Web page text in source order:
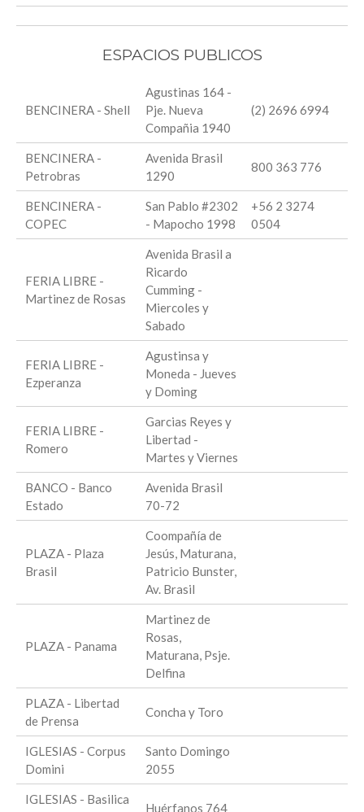
ESPACIOS PUBLICOS
BENCINERA - Shell
Agustinas 164 -
Pje. Nueva
Compañia 1940
(2) 2696 6994
BENCINERA -
Petrobras
Avenida Brasil
1290
800 363 776
BENCINERA -
COPEC
San Pablo #2302
- Mapocho 1998
+56 2 3274
0504
FERIA LIBRE -
Martinez de Rosas
Avenida Brasil a
Ricardo
Cumming -
Miercoles y
Sabado
FERIA LIBRE -
Ezperanza
Agustinsa y
Moneda - Jueves
y Doming
FERIA LIBRE -
Romero
Garcias Reyes y
Libertad -
Martes y Viernes
BANCO - Banco
Estado
Avenida Brasil
70-72
PLAZA - Plaza
Brasil
Coompañía de
Jesús, Maturana,
Patricio Bunster,
Av. Brasil
PLAZA - Panama
Martinez de
Rosas,
Maturana, Psje.
Delfina
PLAZA - Libertad
de Prensa
Concha y Toro
IGLESIAS - Corpus
Domini
Santo Domingo
2055
IGLESIAS - Basilica
Huérfanos 764